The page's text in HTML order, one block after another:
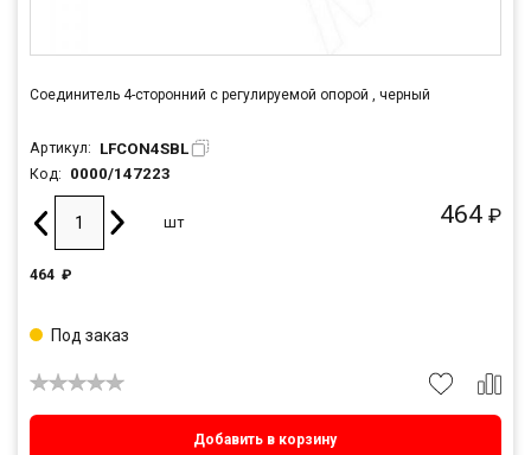
Соединитель 4-сторонний с регулируемой опорой , черный
Артикул: LFCON4SBL
Код: 0000/147223
464 ₽
шт
464 ₽
Добавить в корзину
Под заказ